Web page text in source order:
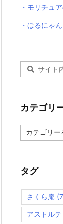
・モリチュ
・ほるにゃ
カテゴリ
テ
ー
タグ
さくら庵
アストル